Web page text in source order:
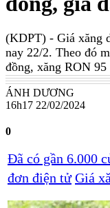
(KDPT) - Giá xăng
nay 22/2. Theo đó
đồng, xăng RON
ÁNH DƯƠNG
16h17 22/02/2024
0
Đã có gần 6.000
đơn điện tử Giá